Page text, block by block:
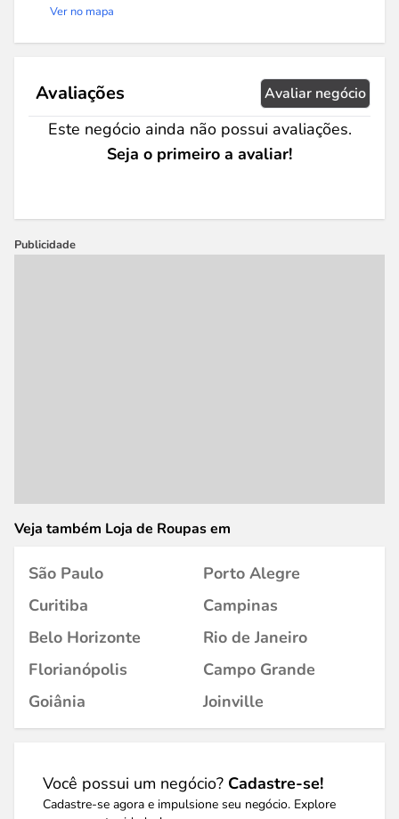
Ver no mapa
Avaliações Avaliar negócio
Este negócio ainda não possui avaliações.
Seja o primeiro a avaliar!
Publicidade
Veja também Loja de Roupas em
São Paulo
Porto Alegre
Curitiba
Campinas
Belo Horizonte
Rio de Janeiro
Florianópolis
Campo Grande
Goiânia
Joinville
Você possui um negócio? Cadastre-se!
Cadastre-se agora e impulsione seu negócio. Explore